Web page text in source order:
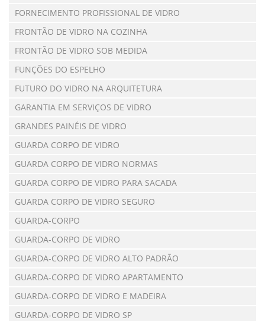
FORNECIMENTO PROFISSIONAL DE VIDRO
FRONTÃO DE VIDRO NA COZINHA
FRONTÃO DE VIDRO SOB MEDIDA
FUNÇÕES DO ESPELHO
FUTURO DO VIDRO NA ARQUITETURA
GARANTIA EM SERVIÇOS DE VIDRO
GRANDES PAINÉIS DE VIDRO
GUARDA CORPO DE VIDRO
GUARDA CORPO DE VIDRO NORMAS
GUARDA CORPO DE VIDRO PARA SACADA
GUARDA CORPO DE VIDRO SEGURO
GUARDA-CORPO
GUARDA-CORPO DE VIDRO
GUARDA-CORPO DE VIDRO ALTO PADRÃO
GUARDA-CORPO DE VIDRO APARTAMENTO
GUARDA-CORPO DE VIDRO E MADEIRA
GUARDA-CORPO DE VIDRO SP